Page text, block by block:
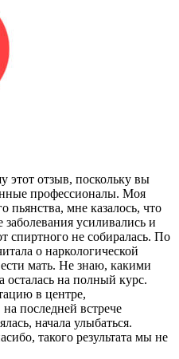
этот отзыв, поскольку вы
профессионалы. Моя
пьянства, мне казалось, что
усиливались и
спиртного не собиралась. По
о наркологической
мать. Не знаю, какими
осталась на полный курс.
в центре,
на последней встрече
начала улыбаться.
такого результата мы не